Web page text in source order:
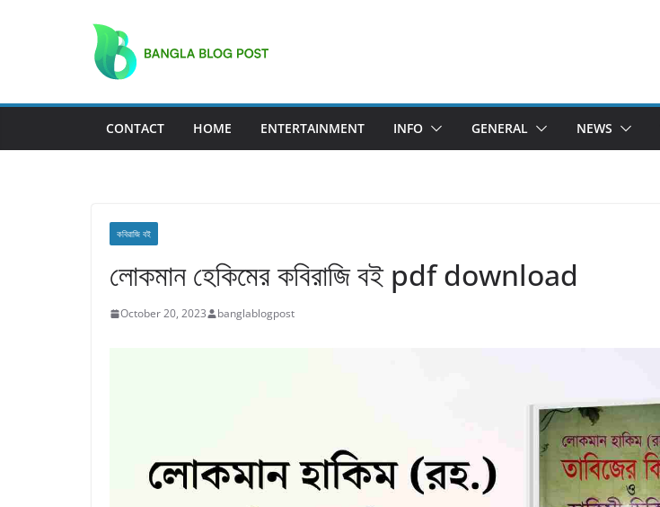
CONTACT HOME ENTERTAINMENT INFO GENERAL NEWS
কবিরাজি বই
লোকমান হেকিমের কবিরাজি বই pdf download
October 20, 2023 banglablogpost